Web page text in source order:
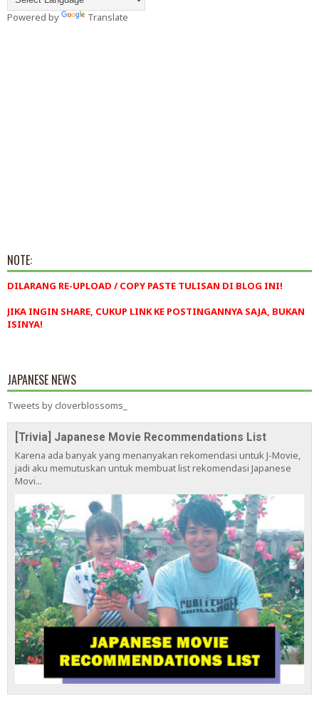
Powered by Translate
NOTE:
DILARANG RE-UPLOAD / COPY PASTE TULISAN DI BLOG INI!
JIKA INGIN SHARE, CUKUP LINK KE POSTINGANNYA SAJA, BUKAN
ISINYA!
JAPANESE NEWS
Tweets by cloverblossoms_
[Trivia] Japanese Movie Recommendations List
Karena ada banyak yang menanyakan rekomendasi untuk J-Movie,
jadi aku memutuskan untuk membuat list rekomendasi Japanese
Movi...